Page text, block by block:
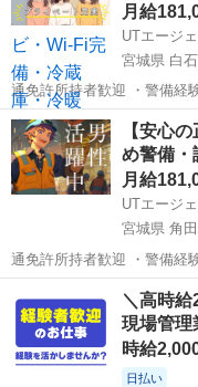
月給
UTエージ
宮城県 白
通免許所持者歓迎 ・警備経
は交通誘導警備…
宮城 白石市 その他
【安心
め警備
月給
UTエージ
宮城県 角
通免許所持者歓迎 ・警備経
は交通誘導警備…
角田駅
＼高時
現場管理
時給
日払い